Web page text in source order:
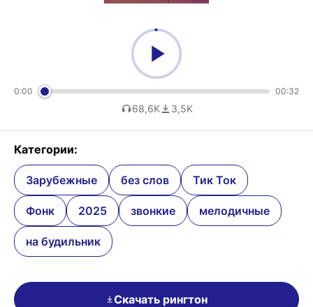
0:00 00:32
68,6K 3,5K
Категории:
Зарубежные без слов Тик Ток
Фонк 2025 звонкие мелодичные
на будильник
Скачать рингтон